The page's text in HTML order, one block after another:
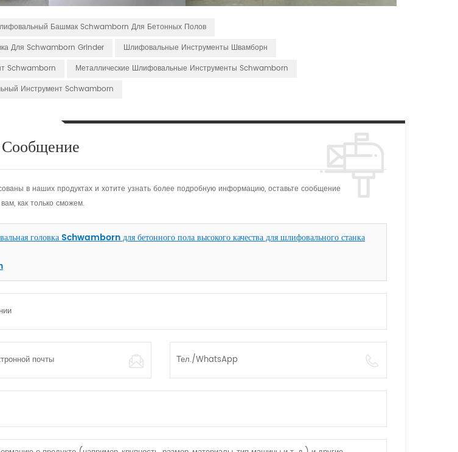
Башмак Schwamborn Для Бетонных Полов
Для Schwamborn Grinder
Шлифовальные Инструменты Швамборн
Schwamborn
Металлические Шлифовальные Инструменты Schwamborn
Инструмент Schwamborn
в наших продуктах и хотите узнать более подробную информацию, оставьте сообщение
как только сможем.
головка Schwamborn для бетонного пола высокого качества для шлифовального станка